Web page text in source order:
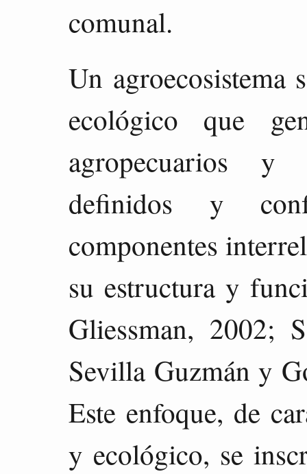
comunal.
Un agroecosistema
ecológico que
agropecuarios y
definidos y
componentes
su estructura y
Gliessman, 2002;
Sevilla Guzmán y
Este enfoque, de
y ecológico, se